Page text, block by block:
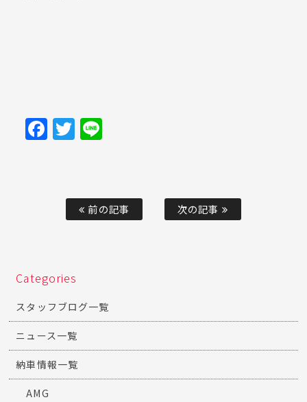
Facebook
Twitter
前の記事 次の記事
Categories
スタッフブログ一覧
ニュース一覧
納車情報一覧
AMG